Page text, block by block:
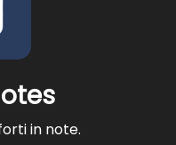
in note.